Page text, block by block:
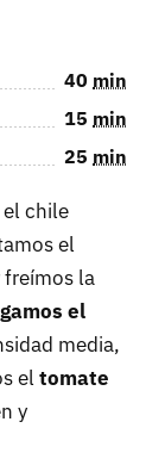
40 min
15 min
25 min
el chile
el
freímos la
el
media,
el tomate
y